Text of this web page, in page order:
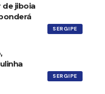
SERGIPE
de jiboia
SERGIPE